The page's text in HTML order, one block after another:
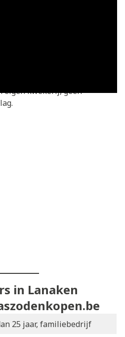
kwekerij, geen
in Lanaken
25 jaar, familiebedrijf